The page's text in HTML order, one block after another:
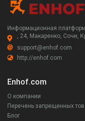
Информационная
, 24, Макаренко, Сочи,
support@enhof.com
http://enhof.com
Enhof.com
О компании
Перечень запрещенных
Блог